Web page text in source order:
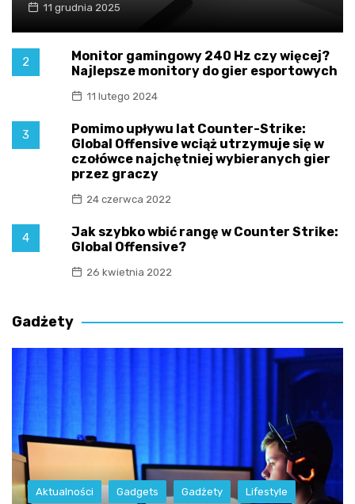
11 grudnia 2025
2
Monitor gamingowy 240 Hz czy więcej?
Najlepsze monitory do gier esportowych
11 lutego 2024
3
Pomimo upływu lat Counter-Strike:
Global Offensive wciąż utrzymuje się w
czołówce najchętniej wybieranych gier
przez graczy
24 czerwca 2022
4
Jak szybko wbić rangę w Counter Strike:
Global Offensive?
26 kwietnia 2022
Gadżety
Aktualności Gadgets Gadżety Lifestyle